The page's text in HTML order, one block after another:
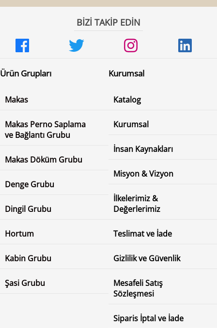
BİZİ TAKİP EDİN
Ürün Grupları
Makas
Makas Perno Saplama
ve Bağlantı Grubu
Makas Döküm Grubu
Denge Grubu
Dingil Grubu
Hortum
Kabin Grubu
Şasi Grubu
Kurumsal
Katalog
Kurumsal
İnsan Kaynakları
Misyon & Vizyon
İlkelerimiz &
Değerlerimiz
Teslimat ve İade
Gizlilik ve Güvenlik
Mesafeli Satış
Sözleşmesi
Siparis İptal ve İade